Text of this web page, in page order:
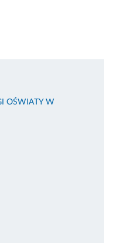
OŚWIATY W